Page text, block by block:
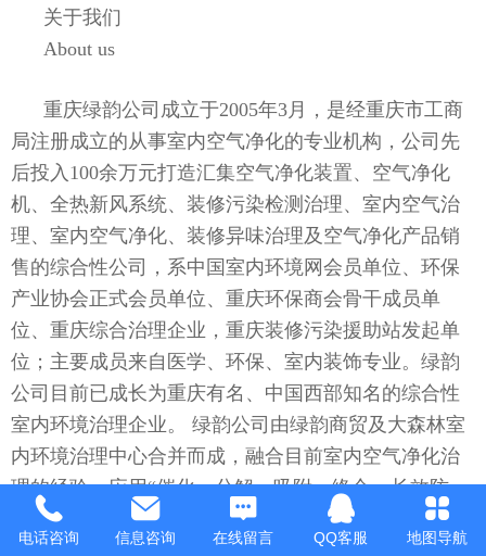
关于我们
About us
重庆绿韵公司成立于2005年3月，是经重庆市工商
局注册成立的从事室内空气净化的专业机构，公司先
后投入100余万元打造汇集空气净化装置、空气净化
机、全热新风系统、装修污染检测治理、室内空气治
理、室内空气净化、装修异味治理及空气净化产品销
售的综合性公司，系中国室内环境网会员单位、环保
产业协会正式会员单位、重庆环保商会骨干成员单
位、重庆综合治理企业，重庆装修污染援助站发起单
位；主要成员来自医学、环保、室内装饰专业。绿韵
公司目前已成长为重庆有名、中国西部知名的综合性
室内环境治理企业。 绿韵公司由绿韵商贸及大森林室
内环境治理中心合并而成，融合目前室内空气净化治
理的经验，应用“催化、分解、吸附、络合、长效防
护”等高新技术，综合净化治理室内空气污染，快速、
安全的去除室内有毒气、病菌对人体的危害。经净化
电话咨询 信息咨询 在线留言 QQ客服 地图导航